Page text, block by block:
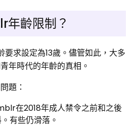
齡限制？
求設定為13歲。儘管如此，大多
年時代的年齡的真相。
題：
在2018年成人禁令之前和之後
有些仍滑落。